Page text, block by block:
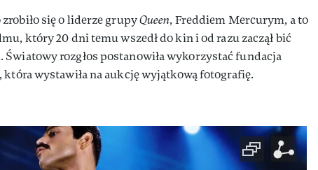
się o liderze grupyQueen, Freddiem Mercurym, a to
który 20 dni temu wszedł do kin i od razu zaczął bić
rozgłos postanowiła wykorzystać fundacja
, która wystawiła na aukcję wyjątkową fotografię.